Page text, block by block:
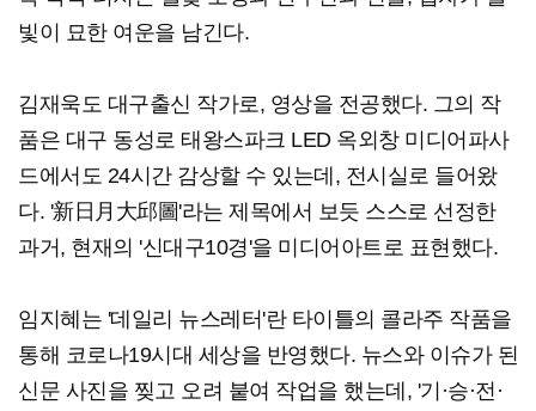
빛이 묘한 여운을 남긴다.
김재욱도 대구출신 작가로, 영상을 전공했다. 그의 작
품은 대구 동성로 태왕스파크 LED 옥외창 미디어파사
드에서도 24시간 감상할 수 있는데, 전시실로 들어왔
다. '新日月大邱圖'라는 제목에서 보듯 스스로 선정한
과거, 현재의 '신대구10경'을 미디어아트로 표현했다.
임지혜는 '데일리 뉴스레터'란 타이틀의 콜라주 작품을
통해 코로나19시대 세상을 반영했다. 뉴스와 이슈가 된
신문 사진을 찢고 오려 붙여 작업을 했는데, '기·승·전·